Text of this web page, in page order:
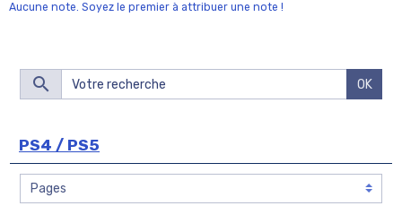
Aucune note. Soyez le premier à attribuer une note !
OK
PS4 / PS5